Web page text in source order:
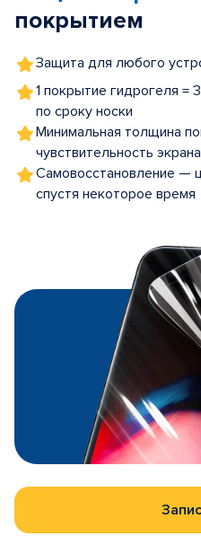
покрытием
Защита для любого
1 покрытие гидрогеля =
по сроку носки
Минимальная толщина
чувствительность экрана
Самовосстановление —
спустя некоторое время